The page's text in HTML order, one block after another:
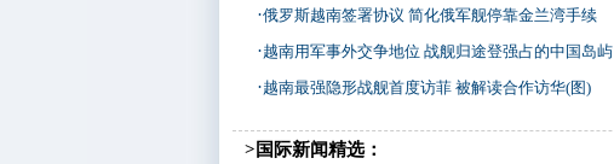
·俄罗斯越南签署协议 简化俄军舰停靠金兰湾手续
·越南用军事外交争地位 战舰归途登强占的中国岛屿
·越南最强隐形战舰首度访菲 被解读合作访华(图)
>国际新闻精选：